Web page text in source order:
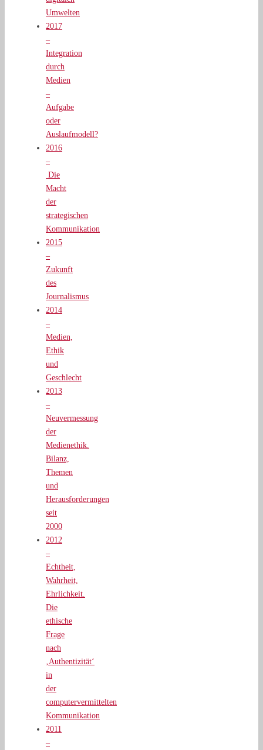
Umwelten
2017
–
Integration
durch
Medien
–
Aufgabe
oder
Auslaufmodell?
2016
–
Die
Macht
der
strategischen
Kommunikation
2015
–
Zukunft
des
Journalismus
2014
–
Medien,
Ethik
und
Geschlecht
2013
–
Neuvermessung
der
Medienethik.
Bilanz,
Themen
und
Herausforderungen
seit
2000
2012
–
Echtheit,
Wahrheit,
Ehrlichkeit.
Die
ethische
Frage
nach
‚Authentizität‘
in
der
computervermittelten
Kommunikation
2011
–